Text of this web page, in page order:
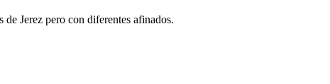
de Jerez pero con diferentes afinados.